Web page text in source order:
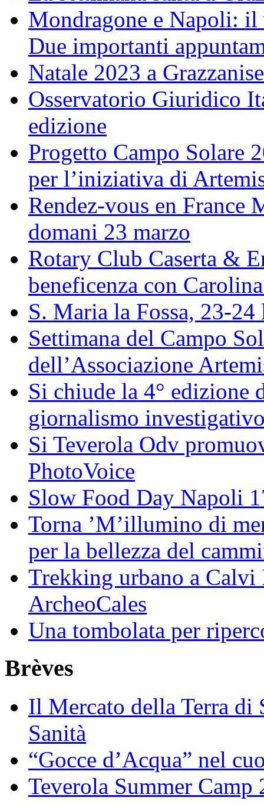
Mondragone e Napoli:
Due importanti
Natale 2023 a
Osservatorio Giuridico
edizione
Progetto Campo Solare
per l’iniziativa di
Rendez-vous en France
domani 23 marzo
Rotary Club Caserta &
beneficenza con
S. Maria la Fossa, 23-
Settimana del Campo
dell’Associazione
Si chiude la 4° edizione
giornalismo
Si Teverola Odv
PhotoVoice
Slow Food Day Napoli
Torna ’M’illumino di
per la bellezza del
Trekking urbano a Calvi
ArcheoCales
Una tombolata per
Brèves
Il Mercato della Terra
Sanità
“Gocce d’Acqua” nel
Teverola Summer Camp